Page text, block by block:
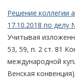
Решение
17.10.2018 по делу
Учитывая
53, 59, п. 2 ст. 81
международной
Венская